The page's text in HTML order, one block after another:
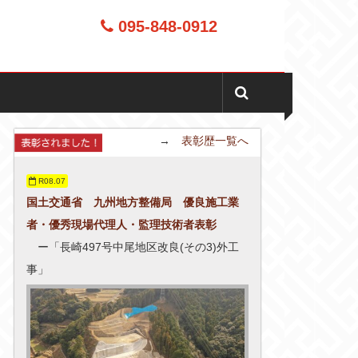
095-848-0912
R08.07
国土交通省 九州地方整備局 優良施工業
者・優秀現場代理人・監理技術者表彰
ー「長崎497号中尾地区改良(その3)外工
事」
→ 表彰歴一覧へ